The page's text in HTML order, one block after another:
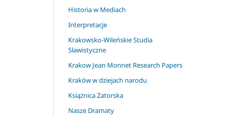
Historia w Mediach
Interpretacje
Krakowsko-Wileńskie Studia
Slawistyczne
Krakow Jean Monnet Research Papers
Kraków w dziejach narodu
Książnica Zatorska
Nasze Dramaty